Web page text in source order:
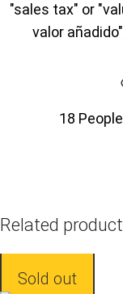
"sales tax" or
valor
18
Related
Sold out